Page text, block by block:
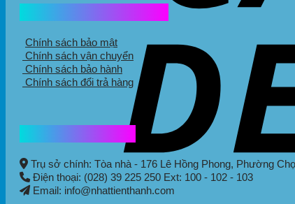
Chính sách bảo mật
Chính sách vận chuyển
Chính sách bảo hành
Chính sách đổi trả hàng
Trụ sở chính: Tòa nhà - 176 Lê Hồng Phong, Phường
Điện thoại: (028) 39 225 250 Ext: 100 - 102 - 103
Email: info@nhattienthanh.com